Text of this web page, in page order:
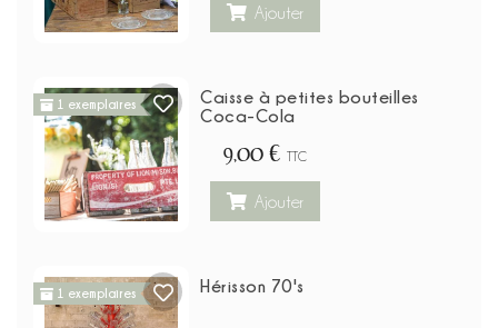
Ajouter
1 exemplaires
Caisse à petites bouteilles
Coca-Cola
9,00 € TTC
Ajouter
1 exemplaires Hérisson 70's